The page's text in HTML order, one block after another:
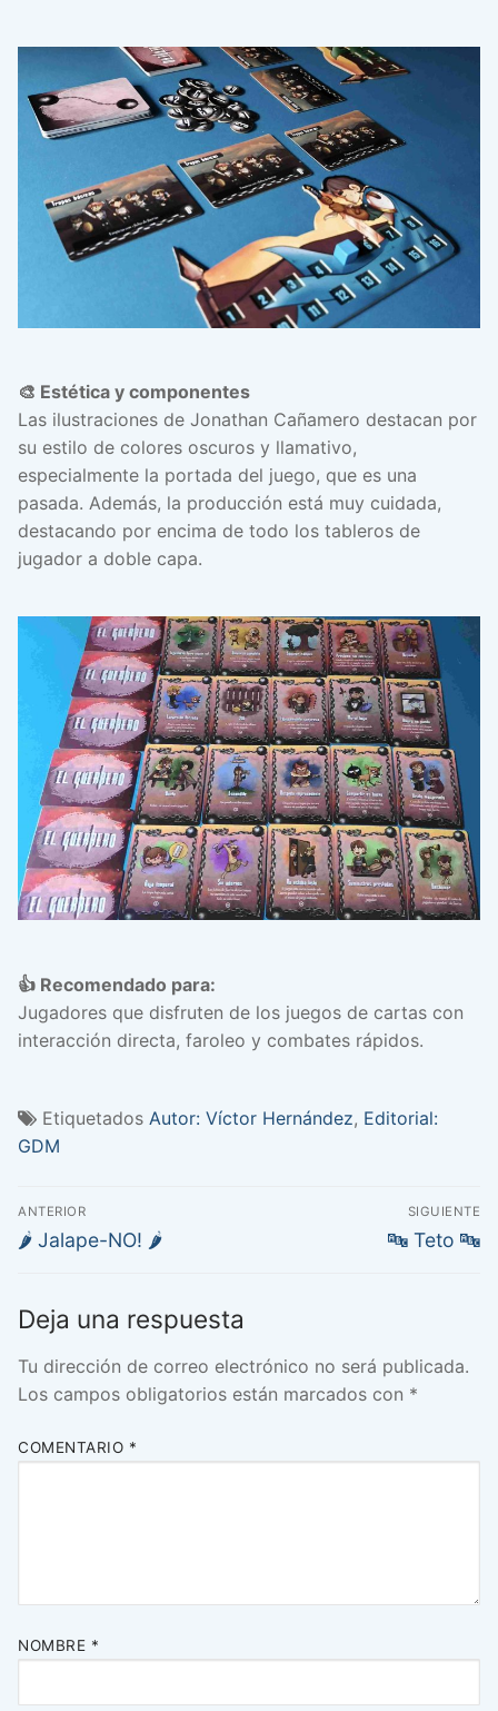
🎨 Estética y componentes
Las ilustraciones de Jonathan Cañamero destacan por
su estilo de colores oscuros y llamativo,
especialmente la portada del juego, que es una
pasada. Además, la producción está muy cuidada,
destacando por encima de todo los tableros de
jugador a doble capa.
👍 Recomendado para:
Jugadores que disfruten de los juegos de cartas con
interacción directa, faroleo y combates rápidos.
Etiquetados Autor: Víctor Hernández, Editorial:
GDM
Navegación
de
ANTERIOR
Entrada
🌶 Jalape-NO! 🌶
SIGUIENTE
Entrada
🔤 Teto 🔤
Deja una respuesta
Tu dirección de correo electrónico no será publicada.
Los campos obligatorios están marcados con *
COMENTARIO *
NOMBRE *